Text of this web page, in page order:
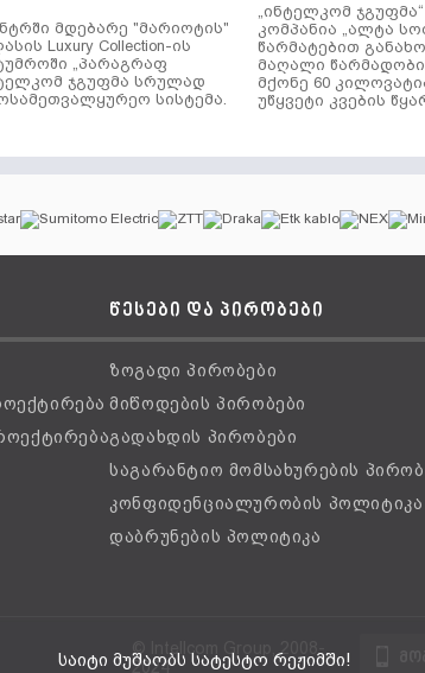
მდებარე "მარიოტის"
Luxury Collection-ის
„პარაგრაფ
ჯგუფმა სრულად
სისტემა.
„ინტელკომ
კომპანია „ალტა
წარმატებით
მაღალი
მქონე 60
უწყვეტი კვების
წესები და პირობები
ზოგადი პირობები
მიწოდების პირობები
გადახდის პირობები
საგარანტიო მომსახურების
კონფიდენციალურობის პოლიტიკა
დაბრუნების პოლიტიკა
2024
საიტი მუშაობს სატესტო რეჟიმში!